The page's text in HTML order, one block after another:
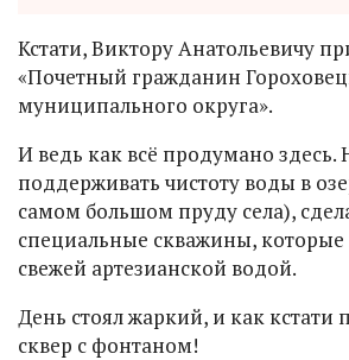
Кстати, Виктору Анатольевичу
«Почетный гражданин
муниципального округа».
И ведь как всё продумано
поддерживать чистоту воды в
самом большом пруду села),
специальные скважины, которые
свежей артезианской водой.
День стоял жаркий, и как кстати
сквер с фонтаном!